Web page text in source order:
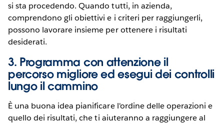
si sta procedendo. Quando tutti, in azienda,
comprendono gli obiettivi e i criteri per raggiungerli,
possono lavorare insieme per ottenere i risultati
desiderati.
3. Programma con attenzione il
percorso migliore ed esegui dei controlli
lungo il cammino
È una buona idea pianificare l'ordine delle operazioni e
quello dei risultati, che ti aiuteranno a raggiungere al